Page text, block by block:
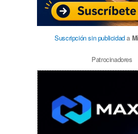
Suscripción sin publicidada
Patrocinadores